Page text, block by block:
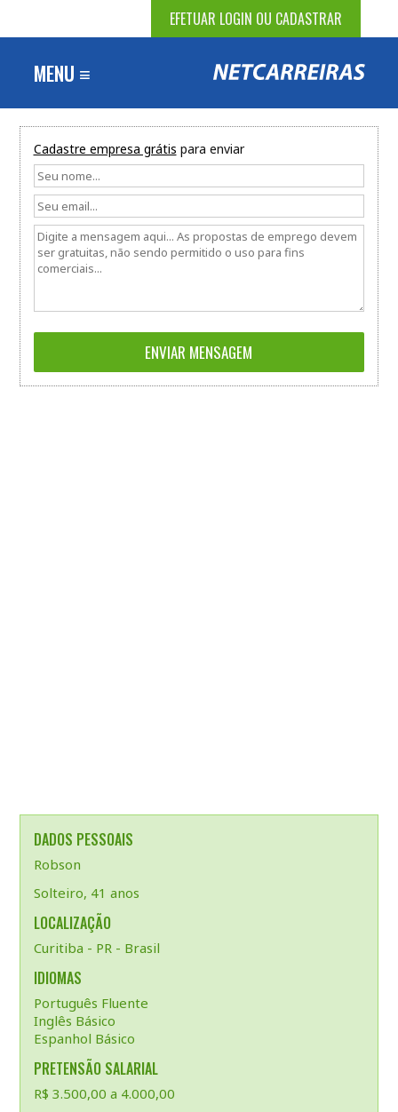
EFETUAR LOGIN OU CADASTRAR
MENU ≡
Cadastre empresa grátis para enviar
DADOS PESSOAIS
Robson
Solteiro, 41 anos
LOCALIZAÇÃO
Curitiba - PR - Brasil
IDIOMAS
Português Fluente
Inglês Básico
Espanhol Básico
PRETENSÃO SALARIAL
R$ 3.500,00 a 4.000,00